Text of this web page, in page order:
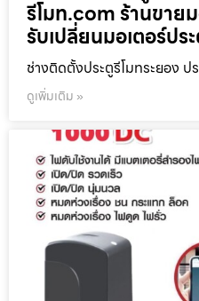
รีโมท.com ร้านขาย
รับเปลี่ยนมอเตอร์ปร
ช่างติดตั้งประตูรีโมทระยอง ป
ดูเพิ่มเติม »